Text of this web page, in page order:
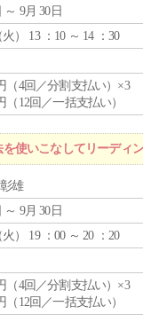
～ 9月 30日
火 ） 13 ：10 ～ 14 ：30
（4回／分割支払い）×3
（12回／一括支払い）
使いこなしてリーディ
雄
～ 9月 30日
火 ） 19 ：00 ～ 20 ：20
（4回／分割支払い）×3
（12回／一括支払い）